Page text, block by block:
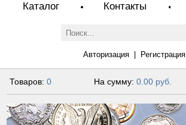
Каталог Контакты
Авторизация| Регистрация
Товаров:0 На сумму: 0.00 руб.